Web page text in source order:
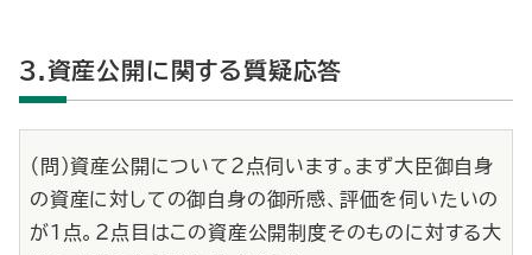
3.資産公開に関する質疑応答
（問）資産公開について２点伺います。まず大臣御自身
の資産に対しての御自身の御所感、評価を伺いたいの
が１点。２点目はこの資産公開制度そのものに対する大